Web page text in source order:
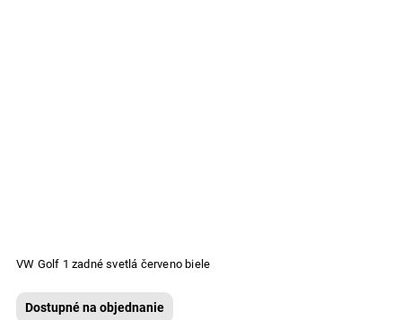
VW Golf 1 zadné svetlá červeno biele
Dostupné na objednanie